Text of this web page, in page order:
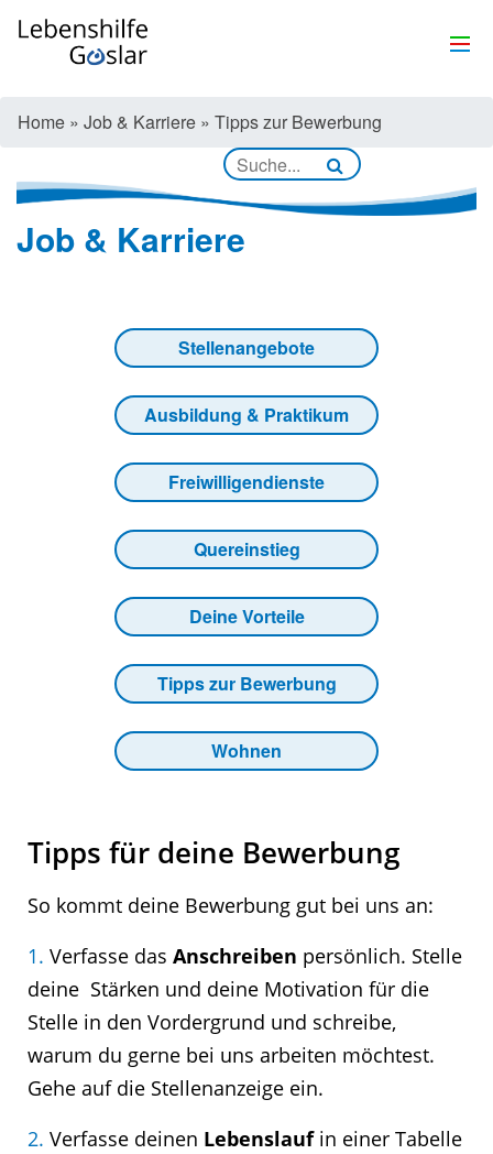
Home » Job & Karriere » Tipps zur Bewerbung
Job & Karriere
Stellenangebote
Ausbildung & Praktikum
Freiwilligendienste
Quereinstieg
Deine Vorteile
Tipps zur Bewerbung
Wohnen
Tipps für deine Bewerbung
So kommt deine Bewerbung gut bei uns an:
1. Verfasse das Anschreiben persönlich. Stelle
deine Stärken und deine Motivation für die
Stelle in den Vordergrund und schreibe,
warum du gerne bei uns arbeiten möchtest.
Gehe auf die Stellenanzeige ein.
2. Verfasse deinen Lebenslaufin einer Tabelle